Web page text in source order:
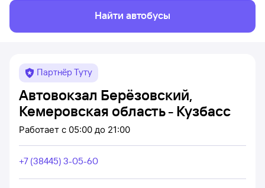
Найти автобусы
Партнёр Туту
Автовокзал Берёзовский,
Кемеровская область - Кузбасс
Работает с 05:00 до 21:00
+7 (38445) 3-05-60